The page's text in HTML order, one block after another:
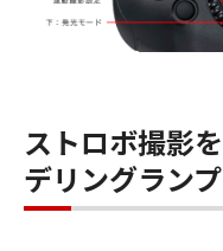
ストロボ撮影
デリングラン